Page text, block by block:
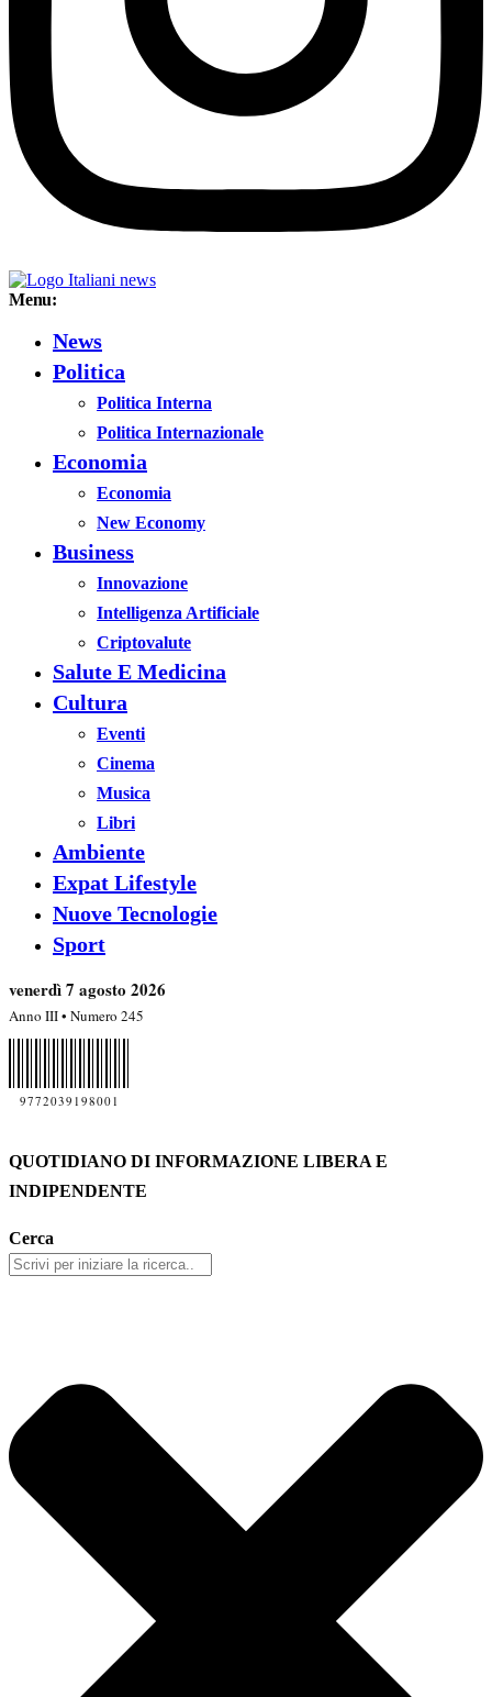
Menu:
News
Politica
Politica Interna
Politica Internazionale
Economia
Economia
New Economy
Business
Innovazione
Intelligenza Artificiale
Criptovalute
Salute E Medicina
Cultura
Eventi
Cinema
Musica
Libri
Ambiente
Expat Lifestyle
Nuove Tecnologie
Sport
venerdì 7 agosto 2026
Anno III • Numero 245
9772039198001
QUOTIDIANO DI INFORMAZIONE LIBERA E
INDIPENDENTE
Cerca